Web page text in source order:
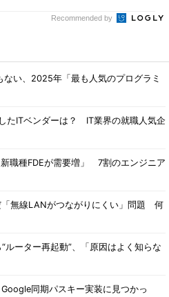
Recommended by
い、2025年「最も人気のプログラミ
たITベンダーは？ IT業界の就職人気企
新職種FDEが需要増」 7割のエンジニア
「無線LANがつながりにくい」問題 何
ルーター再起動”、「原因はよく知らな
同期パスキー実装に見つかっ